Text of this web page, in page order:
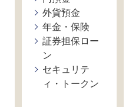
外貨預金
年金・保険
証券担保ロー
ン
セキュリテ
ィ・トークン